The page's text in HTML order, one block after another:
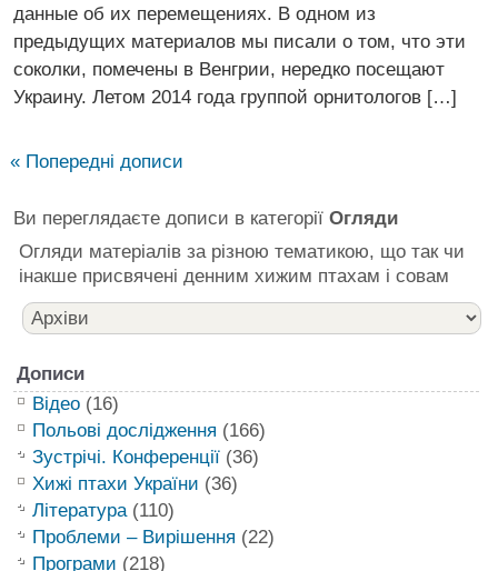
данные об их перемещениях. В одном из
предыдущих материалов мы писали о том, что эти
соколки, помечены в Венгрии, нередко посещают
Украину. Летом 2014 года группой орнитологов […]
« Попередні дописи
Ви переглядаєте дописи в категорії Огляди
Огляди матеріалів за різною тематикою, що так чи
інакше присвячені денним хижим птахам і совам
Дописи
Відео(16)
Польові дослідження (166)
Зустрічі. Конференції(36)
Хижі птахи України (36)
Література(110)
Проблеми – Вирішення (22)
Програми (218)